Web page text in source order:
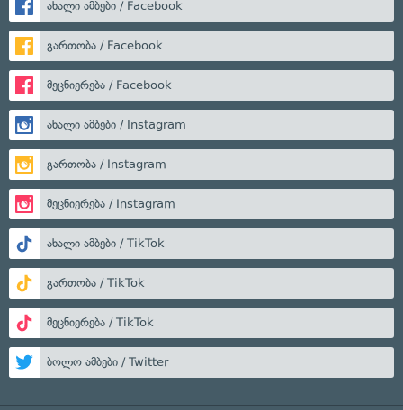
ახალი ამბები / Facebook
გართობა / Facebook
მეცნიერება / Facebook
ახალი ამბები / Instagram
გართობა / Instagram
მეცნიერება / Instagram
ახალი ამბები / TikTok
გართობა / TikTok
მეცნიერება / TikTok
ბოლო ამბები / Twitter